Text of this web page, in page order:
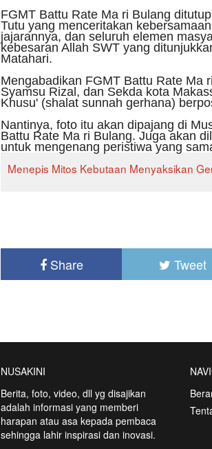
FGMT Battu Rate Ma ri Bulang
Tutu yang menceritakan
jajarannya, dan seluruh elemen
kebesaran Allah SWT yang
Matahari.
Mengabadikan FGMT Battu Rate Ma
Syamsu Rizal, dan Sekda kota
Khusu' (shalat sunnah gerhana)
Nantinya, foto itu akan dipajang di
Battu Rate Ma ri Bulang. Juga akan
untuk mengenang peristiwa yang
Menepis Mitos Kebutaan Menyaksikan
Share Tweet
NUSAKINI
Berita, foto, video, dll yg disajikan
adalah informasi yang memberi
harapan atau asa kepada pembaca
sehingga lahir inspirasi dan inovasi.